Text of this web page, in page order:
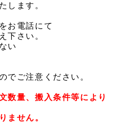
ます。
お電話にて
下さい。
い
でご注意ください。
数量、搬入条件等により
ません。